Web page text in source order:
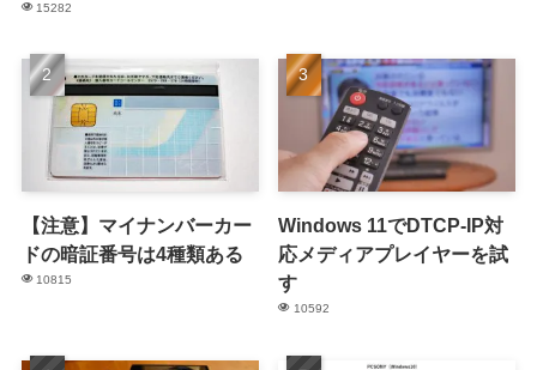
15282
【注意】マイナンバーカー
ドの暗証番号は4種類ある
10815
Windows 11でDTCP-IP対
応メディアプレイヤーを試
す
10592